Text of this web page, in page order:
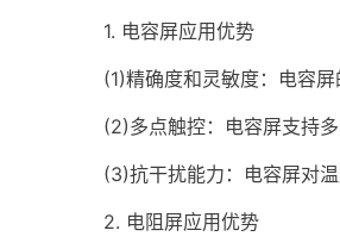
1. 电容屏应用优势
(1)精确度和灵敏度：电容
(2)多点触控：电容屏支持
(3)抗干扰能力：电容屏对
2. 电阻屏应用优势